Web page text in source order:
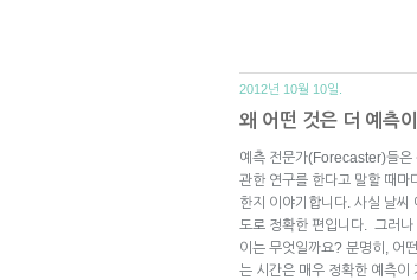
2012년 10월 10일.
왜 어떤 것은 더 예측
예측 전문가(Forecaster)들은
관한 연구를 한다고 말할 때마
한지 이야기합니다. 사실 날
도로 정확한 편입니다. 그러
이는 무엇일까요? 분명히, 어
는 시간은 매우 정확한 예측이